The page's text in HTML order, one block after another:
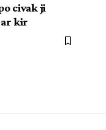
civak ji
kir